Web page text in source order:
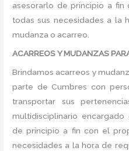
asesorarlo de principio a
todas sus necesidades a la
mudanza o acarreo.
ACARREOS Y MUDANZAS
Brindamos acarreos y
parte de Cumbres con
transportar sus
multidisciplinario
de principio a fin con el
necesidades a la hora de